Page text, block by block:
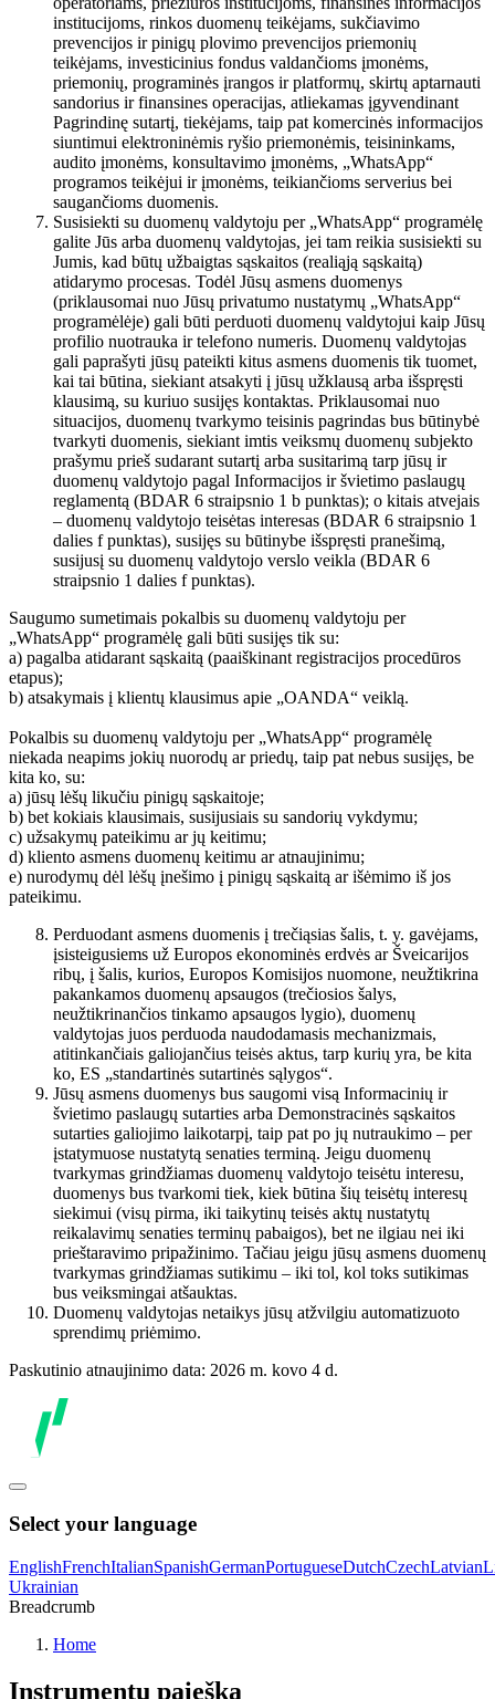
institucijoms, rinkos duomenų teikėjams, sukčiavimo
prevencijos ir pinigų plovimo prevencijos priemonių
teikėjams, investicinius fondus valdančioms įmonėms,
priemonių, programinės įrangos ir platformų, skirtų aptarnauti
sandorius ir finansines operacijas, atliekamas įgyvendinant
Pagrindinę sutartį, tiekėjams, taip pat komercinės informacijos
siuntimui elektroninėmis ryšio priemonėmis, teisininkams,
audito įmonėms, konsultavimo įmonėms, „WhatsApp“
programos teikėjui ir įmonėms, teikiančioms serverius bei
saugančioms duomenis.
Susisiekti su duomenų valdytoju per „WhatsApp“ programėlę
galite Jūs arba duomenų valdytojas, jei tam reikia susisiekti su
Jumis, kad būtų užbaigtas sąskaitos (realiąją sąskaitą)
atidarymo procesas. Todėl Jūsų asmens duomenys
(priklausomai nuo Jūsų privatumo nustatymų „WhatsApp“
programėlėje) gali būti perduoti duomenų valdytojui kaip Jūsų
profilio nuotrauka ir telefono numeris. Duomenų valdytojas
gali paprašyti jūsų pateikti kitus asmens duomenis tik tuomet,
kai tai būtina, siekiant atsakyti į jūsų užklausą arba išspręsti
klausimą, su kuriuo susijęs kontaktas. Priklausomai nuo
situacijos, duomenų tvarkymo teisinis pagrindas bus būtinybė
tvarkyti duomenis, siekiant imtis veiksmų duomenų subjekto
prašymu prieš sudarant sutartį arba susitarimą tarp jūsų ir
duomenų valdytojo pagal Informacijos ir švietimo paslaugų
reglamentą (BDAR 6 straipsnio 1 b punktas); o kitais atvejais
– duomenų valdytojo teisėtas interesas (BDAR 6 straipsnio 1
dalies f punktas), susijęs su būtinybe išspręsti pranešimą,
susijusį su duomenų valdytojo verslo veikla (BDAR 6
straipsnio 1 dalies f punktas).
Saugumo sumetimais pokalbis su duomenų valdytoju per
„WhatsApp“ programėlę gali būti susijęs tik su:
a) pagalba atidarant sąskaitą (paaiškinant registracijos procedūros
etapus);
b) atsakymais į klientų klausimus apie „OANDA“ veiklą.
Pokalbis su duomenų valdytoju per „WhatsApp“ programėlę
niekada neapims jokių nuorodų ar priedų, taip pat nebus susijęs, be
kita ko, su:
a) jūsų lėšų likučiu pinigų sąskaitoje;
b) bet kokiais klausimais, susijusiais su sandorių vykdymu;
c) užsakymų pateikimu ar jų keitimu;
d) kliento asmens duomenų keitimu ar atnaujinimu;
e) nurodymų dėl lėšų įnešimo į pinigų sąskaitą ar išėmimo iš jos
pateikimu.
Perduodant asmens duomenis į trečiąsias šalis, t. y. gavėjams,
įsisteigusiems už Europos ekonominės erdvės ar Šveicarijos
ribų, į šalis, kurios, Europos Komisijos nuomone, neužtikrina
pakankamos duomenų apsaugos (trečiosios šalys,
neužtikrinančios tinkamo apsaugos lygio), duomenų
valdytojas juos perduoda naudodamasis mechanizmais,
atitinkančiais galiojančius teisės aktus, tarp kurių yra, be kita
ko, ES „standartinės sutartinės sąlygos“.
Jūsų asmens duomenys bus saugomi visą Informacinių ir
švietimo paslaugų sutarties arba Demonstracinės sąskaitos
sutarties galiojimo laikotarpį, taip pat po jų nutraukimo – per
įstatymuose nustatytą senaties terminą. Jeigu duomenų
tvarkymas grindžiamas duomenų valdytojo teisėtu interesu,
duomenys bus tvarkomi tiek, kiek būtina šių teisėtų interesų
siekimui (visų pirma, iki taikytinų teisės aktų nustatytų
reikalavimų senaties terminų pabaigos), bet ne ilgiau nei iki
prieštaravimo pripažinimo. Tačiau jeigu jūsų asmens duomenų
tvarkymas grindžiamas sutikimu – iki tol, kol toks sutikimas
bus veiksmingai atšauktas.
Duomenų valdytojas netaikys jūsų atžvilgiu automatizuoto
sprendimų priėmimo.
Paskutinio atnaujinimo data: 2026 m. kovo 4 d.
Select your language
EnglishFrenchItalianSpanishGermanPortugueseDutchCzechLatvian
Ukrainian
Breadcrumb
Home
Instrumentų paieška